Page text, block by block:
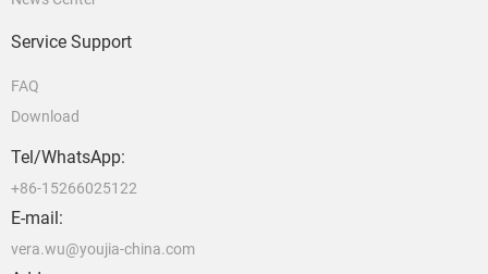
Service Support
FAQ
Download
Tel/WhatsApp:
+86-15266025122
E-mail:
vera.wu@youjia-china.com